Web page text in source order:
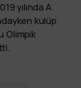
yılında A
kulüp
Olimpik